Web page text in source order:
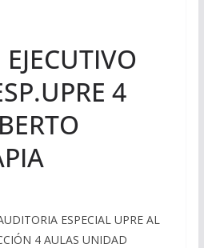
4
ESPECIAL UPRE AL
4 AULAS UNIDAD